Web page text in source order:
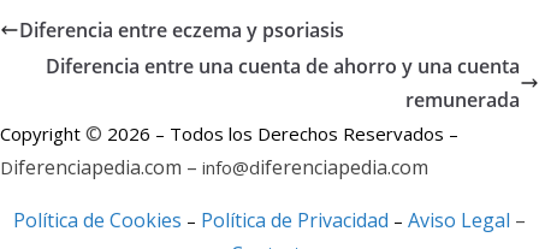
Diferencia entre eczema y psoriasis
Diferencia entre una cuenta de ahorro y una cuenta
remunerada
Copyright © 2026 – Todos los Derechos Reservados –
Diferenciapedia.com – info@diferenciapedia.com
Política de Cookies – Política de Privacidad – Aviso Legal –